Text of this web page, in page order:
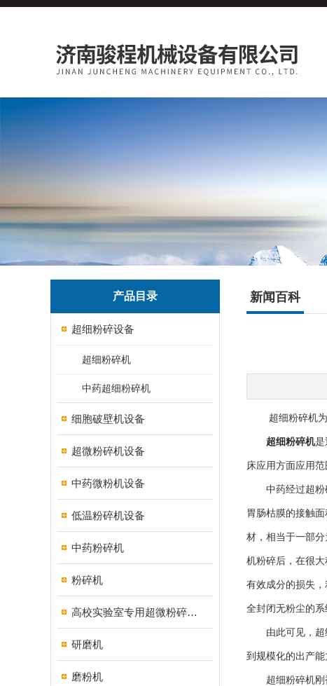
产品目录
超细粉碎设备
超细粉碎机
中药超细粉碎机
细胞破壁机设备
超微粉碎机设备
中药微粉机设备
低温粉碎机设备
中药粉碎机
粉碎机
高校实验室专用超微粉碎机设备
研磨机
磨粉机
新闻百科
超细粉碎机为
超细粉碎机是
床应用方面应用
中药经过超粉碎
胃肠枯膜的接触
材，相当于一部
机粉碎后，在很
有效成分的损失
全封闭无粉尘的
由此可见，超细
到规模化的出产能
超细粉碎机刚被